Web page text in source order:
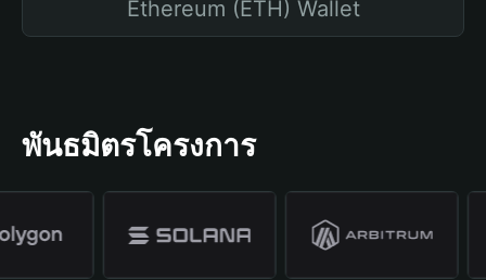
Ethereum (ETH) Wallet
พันธมิตรโครงการ